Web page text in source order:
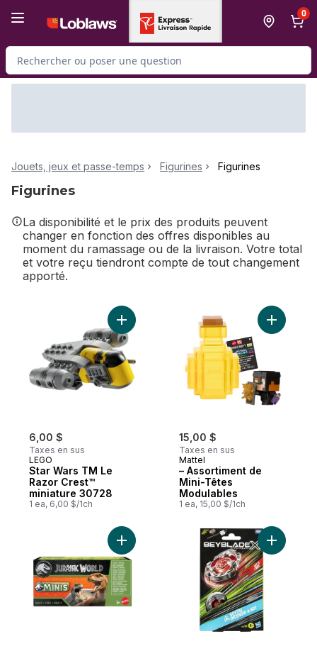
0
Rechercher des produits
Jouets, jeux et passe-temps Figurines Figurines
Figurines
La disponibilité et le prix des produits peuvent
changer en fonction des offres disponibles au
moment du ramassage ou de la livraison. Votre total
et votre reçu tiendront compte de tout changement
apporté.
6,00 $
Taxes en sus
LEGO
Star Wars TM Le
Razor Crest™
miniature 30728
1 ea, 6,00 $/1ch
Ajouter Star Wars TM Le Razor Crest™
15,00 $
Taxes en sus
Mattel
– Assortiment de
Mini-Têtes
Modulables
1 ea, 15,00 $/1ch
Ajouter –
Ajouter MINIS – Assortiment au panierAjouter